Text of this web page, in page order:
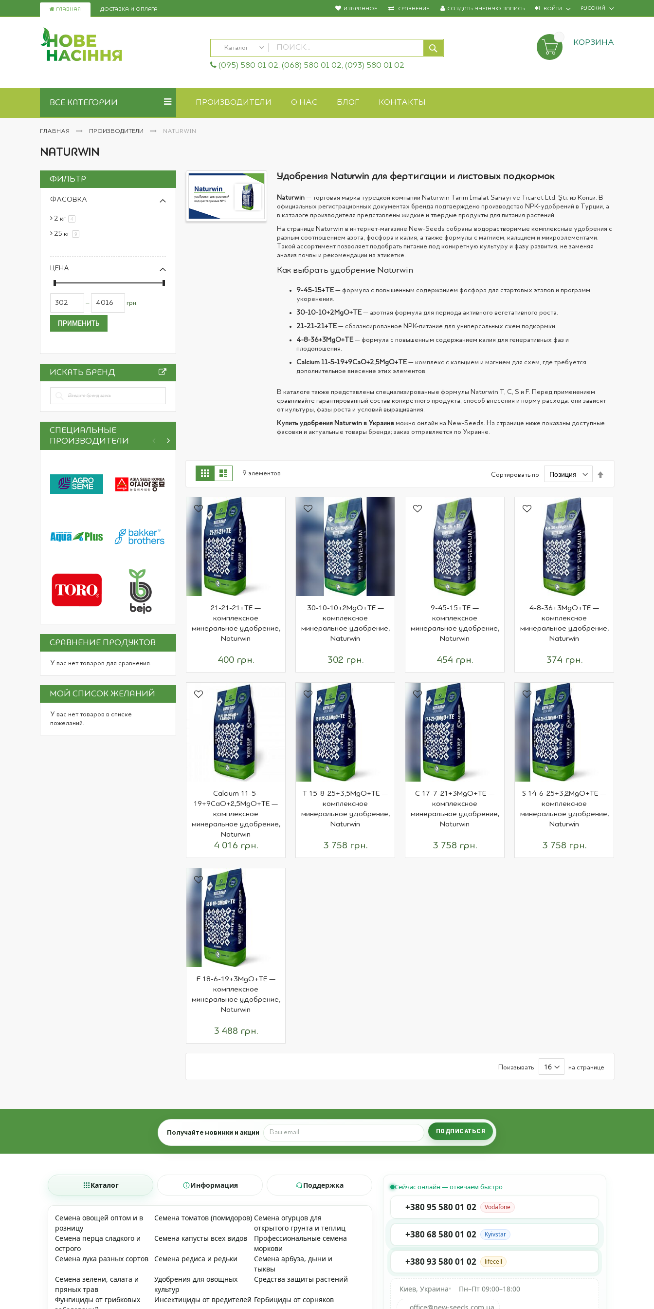
Skip
Content
ГЛАВНАЯ ДОСТАВКА И ОПЛАТА РУССКИЙ
ИЗБРАННОЕ СРАВНЕНИЕ ВОЙТИ
СОЗДАТЬ УЧЕТНУЮ ЗАПИСЬ
Каталог
КАТАЛОГ
Укрывные материалы
Товары для дома
Крупы оптом
Полевые культуры
(095) 580 01 02, (068) 580 01 02, (093) 580 01 02
КОРЗИНА
ВСЕ КАТЕГОРИИ ПРОИЗВОДИТЕЛИ О НАС БЛОГ КОНТАКТЫ
ГЛАВНАЯ ПРОИЗВОДИТЕЛИ NATURWIN
NATURWIN
Удобрения Naturwin для фертигации и листовых подкормок
Naturwin — торговая марка турецкой компании Naturwin Tarım İmalat Sanayi ve Ticaret Ltd. Şti. из Коньи. В
официальных регистрационных документах бренда подтверждено производство NPK-удобрений в Турции, а
в каталоге производителя представлены жидкие и твердые продукты для питания растений.
На странице Naturwin в интернет-магазине New-Seeds собраны водорастворимые комплексные удобрения с
разным соотношением азота, фосфора и калия, а также формулы с магнием, кальцием и микроэлементами.
Такой ассортимент позволяет подобрать питание под конкретную культуру и фазу развития, не заменяя
анализ почвы и рекомендации на этикетке.
Как выбрать удобрение Naturwin
9-45-15+TE— формула с повышенным содержанием фосфора для стартовых этапов и программ
укоренения.
30-10-10+2MgO+TE— азотная формула для периода активного вегетативного роста.
21-21-21+TE— сбалансированное NPK-питание для универсальных схем подкормки.
4-8-36+3MgO+TE— формула с повышенным содержанием калия для генеративных фаз и
плодоношения.
Calcium 11-5-19+9CaO+2,5MgO+TE— комплекс с кальцием и магнием для схем, где требуется
дополнительное внесение этих элементов.
В каталоге также представлены специализированные формулы Naturwin T, C, S и F. Перед применением
сравнивайте гарантированный состав конкретного продукта, способ внесения и норму расхода: они зависят
от культуры, фазы роста и условий выращивания.
Купить удобрения Naturwin в Украине можно онлайн на New-Seeds. На странице ниже показаны доступные
фасовки и актуальные товары бренда; заказ отправляется по Украине.
Посмотреть,
как
СеткаСписок
9 элементов Сортировать по
21-21-21+TE —
комплексное
минеральное удобрение,
Naturwin
400 грн.
30-10-10+2MgO+TE —
комплексное
минеральное удобрение,
Naturwin
302 грн.
9-45-15+TE —
комплексное
минеральное удобрение,
Naturwin
454 грн.
4-8-36+3MgO+TE —
комплексное
минеральное удобрение,
Naturwin
374 грн.
Calcium 11-5-
19+9CaO+2,5MgO+TE —
комплексное
минеральное удобрение,
Naturwin
4 016 грн.
T 15-8-25+3,5MgO+TE —
комплексное
минеральное удобрение,
Naturwin
3 758 грн.
C 17-7-21+3MgO+TE —
комплексное
минеральное удобрение,
Naturwin
3 758 грн.
S 14-6-25+3,2MgO+TE —
комплексное
минеральное удобрение,
Naturwin
3 758 грн.
F 18-6-19+3MgO+TE —
комплексное
минеральное удобрение,
Naturwin
3 488 грн.
Показывать на странице
ФИЛЬТР
ФАСОВКА
2 кг 4
25 кг 9позиция
ЦЕНА
– грн.
ПРИМЕНИТЬ
ИСКАТЬ БРЕНД
СПЕЦИАЛЬНЫЕ
ПРОИЗВОДИТЕЛИ
СРАВНЕНИЕ ПРОДУКТОВ
У вас нет товаров для сравнения.
МОЙ СПИСОК ЖЕЛАНИЙ
У вас нет товаров в списке
пожеланий.
Email
Получайте новинки и акции ПОДПИСАТЬСЯ
Каталог Информация Поддержка
Семена овощей оптом и в
розницу
Семена томатов (помидоров) Семена огурцов для
открытого грунта и теплиц
Семена перца сладкого и
острого
Семена капусты всех видов
Профессиональные семена
моркови
Семена лука разных сортов
Семена редиса и редьки
Семена арбуза, дыни и
тыквы
Семена зелени, салата и
пряных трав
Удобрения для овощных
культур
Средства защиты растений
Фунгициды от грибковых
Инсектициды от вредителей Гербициды от сорняков
Сейчас онлайн — отвечаем быстро
+380 95 580 01 02 Vodafone
+380 68 580 01 02 Kyivstar
+380 93 580 01 02 lifecell
Киев, Украина•
Пн–Пт 09:00–18:00